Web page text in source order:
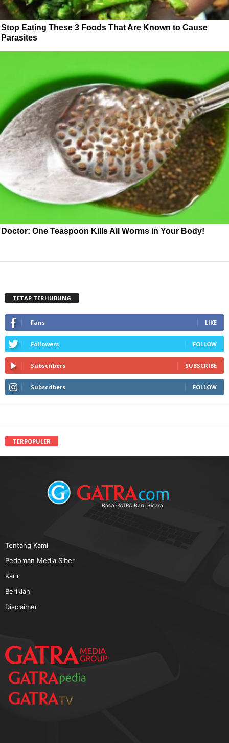
Stop Eating These 3 Foods That Are Known to Cause
Parasites
Doctor: One Teaspoon Kills All Worms in Your Body!
TETAP TERHUBUNG
Fans LIKE
Followers FOLLOW
Subscribers SUBSCRIBE
Subscribers FOLLOW
TERPOPULER